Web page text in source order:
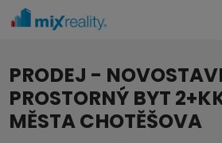
PRODEJ -
PROSTORNÝ BYT
MĚSTA CHOTĚŠOVA